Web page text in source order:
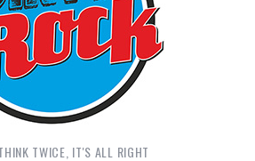
TWICE, IT'S ALL RIGHT